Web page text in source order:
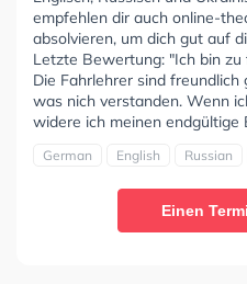
empfehlen dir auch online-
absolvieren, um dich gut auf
Letzte Bewertung: "Ich bin
Die Fahrlehrer sind
was nich verstanden. Wenn
widere ich meinen endgültige
German English Russian
Einen